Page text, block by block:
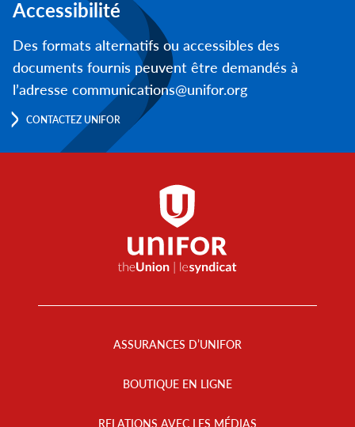
Accessibilité
Des formats alternatifs ou accessibles des
documents fournis peuvent être demandés à
l’adresse communications@unifor.org
CONTACTEZ UNIFOR
ASSURANCES D’UNIFOR
BOUTIQUE EN LIGNE
RELATIONS AVEC LES MÉDIAS